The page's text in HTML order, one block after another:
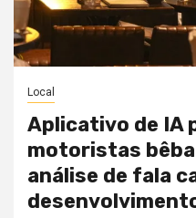
Local
Aplicativo de IA
motoristas
análise de fala